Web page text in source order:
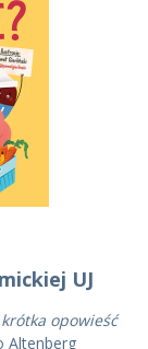
UJ
opowieść
Altenberg